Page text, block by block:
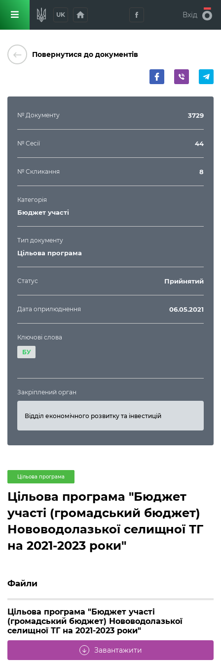
UK home Вхід
keyboard_backspace Повернутися до документів
№ Документу 3729
№ Сесії 44
№ Скликання 8
Категорія
Бюджет участі
Тип документу
Цільова програма
Статус Прийнятий
Дата оприлюднення 06.05.2021
Ключові слова
БУ
Закріплений орган
Відділ економічного розвитку та інвестицій
Цільова програма
Цільова програма "Бюджет
участі (громадський бюджет)
Нововодолазької селищної ТГ
на 2021-2023 роки"
Файли
Цільова програма "Бюджет участі
(громадський бюджет) Нововодолазької
селищної ТГ на 2021-2023 роки"
arrow_downward Завантажити